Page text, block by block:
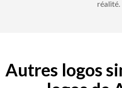
réalité.
Autres logos